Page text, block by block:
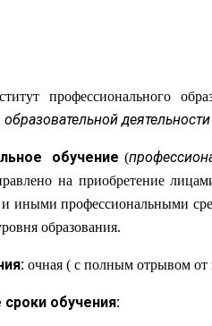
профессионального
деятельности
обучение (
на приобретение
иными профессиональными
образования.
очная ( с полным отрывом от
обучения: